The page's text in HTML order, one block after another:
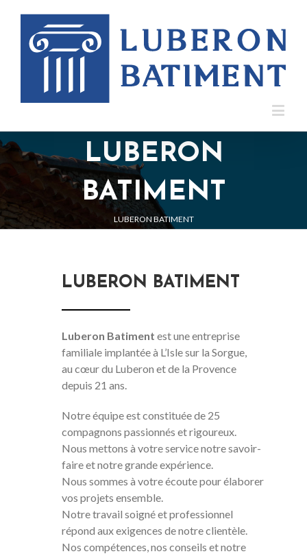
LUBERON
BATIMENT
LUBERON BATIMENT
LUBERON BATIMENT
Luberon Batiment est une entreprise
familiale implantée à L’Isle sur la Sorgue,
au cœur du Luberon et de la Provence
depuis 21 ans.
Notre équipe est constituée de 25
compagnons passionnés et rigoureux.
Nous mettons à votre service notre savoir-
faire et notre grande expérience.
Nous sommes à votre écoute pour élaborer
vos projets ensemble.
Notre travail soigné et professionnel
répond aux exigences de notre clientèle.
Nos compétences, nos conseils et notre